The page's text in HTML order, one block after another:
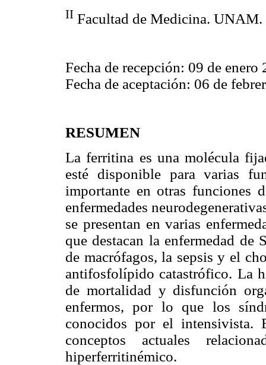
II Facultad de Medicina. UNAM.
Fecha de recepción: 09 de enero
Fecha de aceptación: 06 de
RESUMEN
La ferritina es una molécula
esté disponible para varias
importante en otras funciones
enfermedades
se presentan en varias
que destacan la enfermedad
de macrófagos, la sepsis y el
antifosfolípido catastrófico. La
de mortalidad y disfunción
enfermos, por lo que los
conocidos por el intensivista.
conceptos actuales
hiperferritinémico.